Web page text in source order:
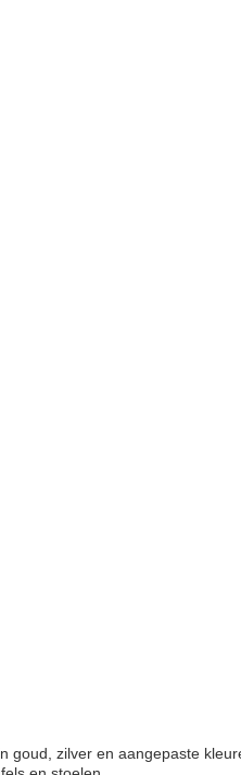
zilver en aangepaste